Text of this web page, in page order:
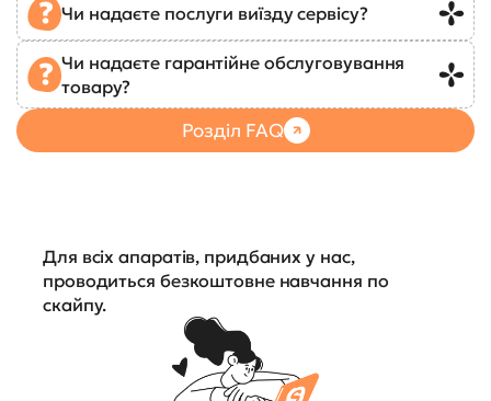
Чи надаєте послуги виїзду сервісу?
Чи надаєте гарантійне обслуговування
товару?
Розділ FAQ
Для всіх апаратів, придбаних у нас,
проводиться безкоштовне навчання по
скайпу.